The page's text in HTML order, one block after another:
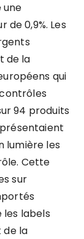
une
0,9%. Les
de la
qui
94 produits
lumière les
Cette
sur
les labels
de la